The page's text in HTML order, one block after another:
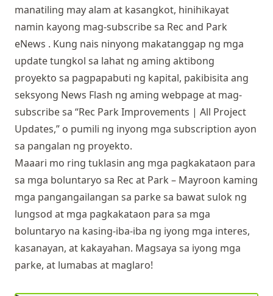
manatiling may alam at kasangkot, hinihikayat
namin kayong mag-subscribe sa Rec and Park
eNews . Kung nais ninyong makatanggap ng mga
update tungkol sa lahat ng aming aktibong
proyekto sa pagpapabuti ng kapital, pakibisita ang
seksyong News Flash ng aming webpage at mag-
subscribe sa “Rec Park Improvements | All Project
Updates,” o pumili ng inyong mga subscription ayon
sa pangalan ng proyekto.
Maaari mo ring tuklasin ang mga pagkakataon para
sa mga boluntaryo sa Rec at Park – Mayroon kaming
mga pangangailangan sa parke sa bawat sulok ng
lungsod at mga pagkakataon para sa mga
boluntaryo na kasing-iba-iba ng iyong mga interes,
kasanayan, at kakayahan. Magsaya sa iyong mga
parke, at lumabas at maglaro!